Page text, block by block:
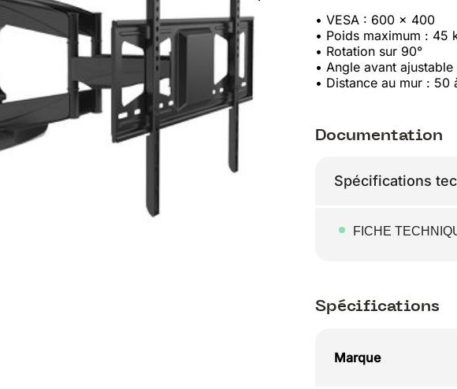
• VESA : 600 x 400
• Poids maximum : 45
• Rotation sur 90°
• Angle avant ajustable
• Distance au mur : 50
Documentation
Spécifications
FICHE
Spécifications
Marque